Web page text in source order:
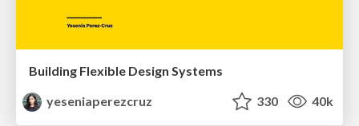
Building Flexible Design Systems
yeseniaperezcruz
330 40k